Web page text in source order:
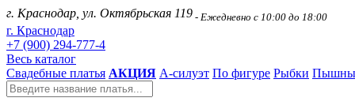
г. Краснодар, ул. Октябрьская 119 - Ежедневно с 10:00 до 18:00
г. Краснодар
+7 (900) 294-777-4
Весь каталог
Свадебные платья АКЦИЯ А-силуэт По фигуре Рыбки